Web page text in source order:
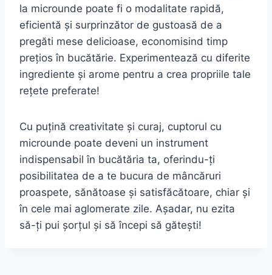
la microunde poate fi o modalitate rapidă,
eficientă și surprinzător de gustoasă de a
pregăti mese delicioase, economisind timp
prețios în bucătărie. Experimentează cu diferite
ingrediente și arome pentru a crea propriile tale
rețete preferate!
Cu puțină creativitate și curaj, cuptorul cu
microunde poate deveni un instrument
indispensabil în bucătăria ta, oferindu-ți
posibilitatea de a te bucura de mâncăruri
proaspete, sănătoase și satisfăcătoare, chiar și
în cele mai aglomerate zile. Așadar, nu ezita
să-ți pui șorțul și să începi să gătești!